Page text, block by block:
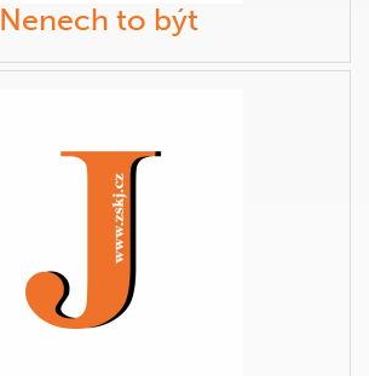
Nenech to být